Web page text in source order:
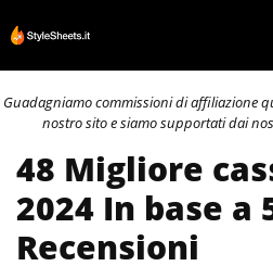
al
contenuto
Guadagniamo commissioni di affiliazione
nostro sito e siamo supportati dai
48 Migliore
2024 In base a
Recensioni